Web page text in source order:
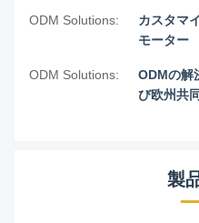
ODM Solutions:
カスタマ
モーター
ODM Solutions:
ODMの解
び欧州共
製